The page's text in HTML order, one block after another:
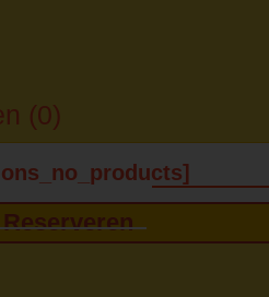
(0)
Reserveren